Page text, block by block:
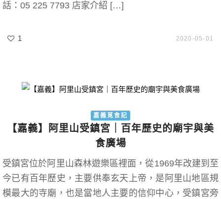
話：05 225 7793 店家介紹 […]
1 2020-05-01
嘉義覓食記
【嘉義】阿里山受鎮宮｜百年歷史的廟宇與美
食廣場
受鎮宮位於阿里山森林遊樂區裡面，從1969年改建到至
今已有百年歷史，主要供奉玄天上帝，是阿里山地區規
模最大的寺廟，也是當地人主要的信仰中心，受鎮宮旁